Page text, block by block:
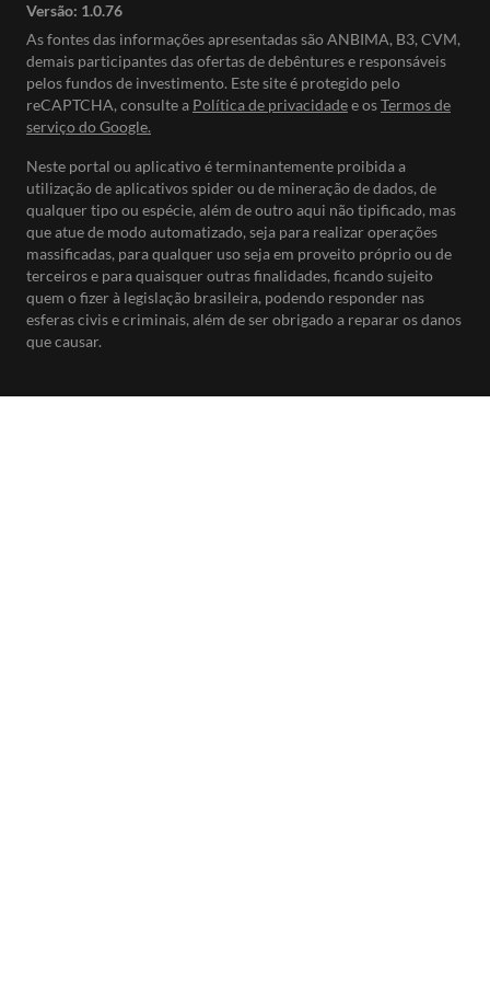
Versão: 1.0.76
As fontes das informações apresentadas são ANBIMA, B3, CVM,
demais participantes das ofertas de debêntures e responsáveis
pelos fundos de investimento. Este site é protegido pelo
reCAPTCHA, consulte a Política de privacidadee osTermos de
serviço do Google.
Neste portal ou aplicativo é terminantemente proibida a
utilização de aplicativos spider ou de mineração de dados, de
qualquer tipo ou espécie, além de outro aqui não tipificado, mas
que atue de modo automatizado, seja para realizar operações
massificadas, para qualquer uso seja em proveito próprio ou de
terceiros e para quaisquer outras finalidades, ficando sujeito
quem o fizer à legislação brasileira, podendo responder nas
esferas civis e criminais, além de ser obrigado a reparar os danos
que causar.